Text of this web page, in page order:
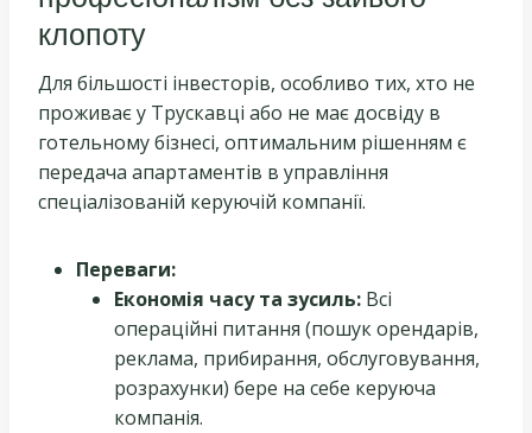
клопоту
Для більшості інвесторів, особливо тих, хто не
проживає у Трускавці або не має досвіду в
готельному бізнесі, оптимальним рішенням є
передача апартаментів в управління
спеціалізованій керуючій компанії.
Переваги:
Економія часу та зусиль: Всі
операційні питання (пошук орендарів,
реклама, прибирання, обслуговування,
розрахунки) бере на себе керуюча
компанія.